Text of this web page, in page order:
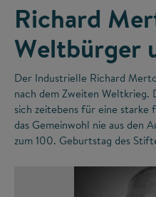
Richard
Weltbürger
Der Industrielle Richard
nach dem Zweiten Weltkrieg.
sich zeitebens für eine
das Gemeinwohl nie aus den
zum 100. Geburtstag des